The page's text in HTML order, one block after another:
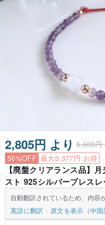
2,805円 より 5,609円
50%OFF 最大3,377円 お得
【廃盤クリアランス品】
スト 925シルバーブレスレ
自動翻訳されているため、内容
英語に翻訳
原文を表示（中国